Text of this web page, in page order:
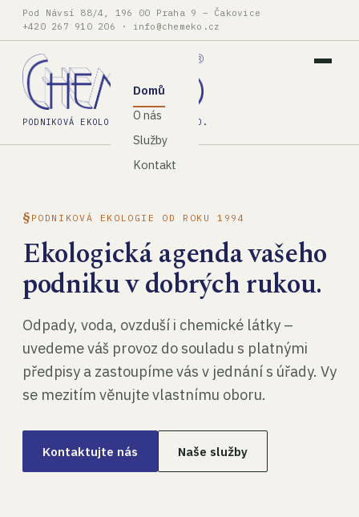
Pod Návsí 88/4, 196 00 Praha 9 – Čakovice
+420 267 910 206 · info@chemeko.cz
PODNIKOVÁ EKOLOGIE, SPOL. S R.O.
Domů
O nás
Služby
Kontakt
PODNIKOVÁ EKOLOGIE OD ROKU 1994
Ekologická agenda vašeho
podniku v dobrých rukou.
Odpady, voda, ovzduší i chemické látky –
uvedeme váš provoz do souladu s platnými
předpisy a zastoupíme vás v jednání s úřady. Vy
se mezitím věnujte vlastnímu oboru.
Kontaktujte nás Naše služby